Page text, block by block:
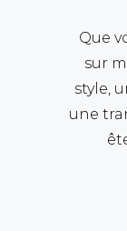
Que
sur
style,
une